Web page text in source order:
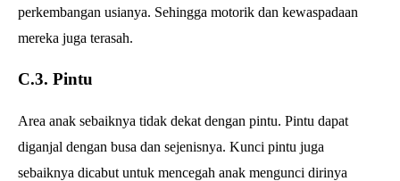
perkembangan usianya. Sehingga motorik dan kewaspadaan
mereka juga terasah.
C.3. Pintu
Area anak sebaiknya tidak dekat dengan pintu. Pintu dapat
diganjal dengan busa dan sejenisnya. Kunci pintu juga
sebaiknya dicabut untuk mencegah anak mengunci dirinya